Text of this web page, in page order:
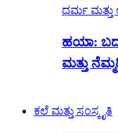
ಧರ್ಮ ಮತ್ತು
ಹಯಾ:
ಮತ್ತು
ಕಲೆ ಮತ್ತು ಸಂಸ್ಕೃತಿ